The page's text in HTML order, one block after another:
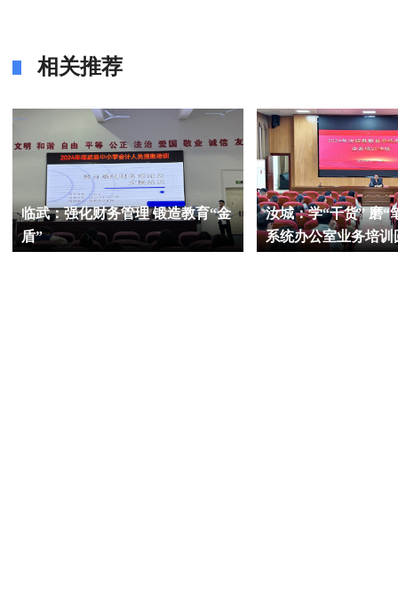
相关推荐
临武：强化财务管理 锻造教育“金
盾”
汝城：学“干货” 磨“
系统办公室业务培训